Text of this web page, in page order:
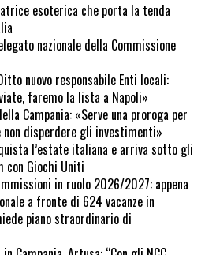
esoterica che porta la tenda
nazionale della Commissione
nuovo responsabile Enti locali:
faremo la lista a Napoli»
Campania: «Serve una proroga per
non disperdere gli investimenti»
l’estate italiana e arriva sotto gli
con Giochi Uniti
in ruolo 2026/2027: appena
a fronte di 624 vacanze in
piano straordinario di